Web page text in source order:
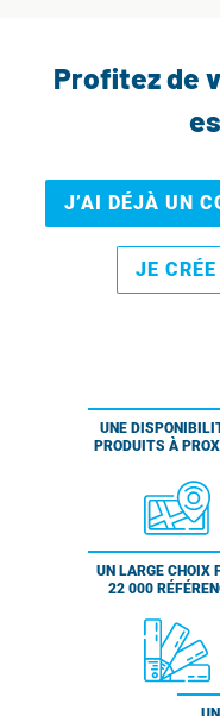
Profitez de
J’AI DÉJÀ UN
JE
UNE
PRODUITS À
UN LARGE CHOIX
22 000